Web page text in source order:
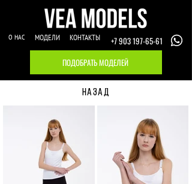
О НАС МОДЕЛИ КОНТАКТЫ
+7 903 197-65-61
ПОДОБРАТЬ МОДЕЛЕЙ
НАЗАД